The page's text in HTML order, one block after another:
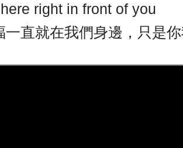
right in front of you
一直就在我們身邊，只是